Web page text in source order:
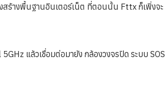
งสร้างพื้นฐานอินเตอร์เน็ต ที่ตอนนั้น Fttx ก็เพิ่งจะ
แล้วเชื่อมต่อมายัง กล้องวงจรปิด ระบบ SOS